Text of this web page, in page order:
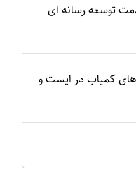
توسعه رسانه ای
کمیاب در ایست و